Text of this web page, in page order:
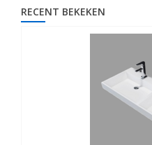
RECENT BEKEKEN